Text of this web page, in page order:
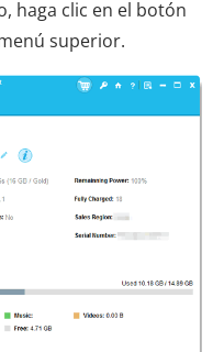
haga clic en el botón
superior.